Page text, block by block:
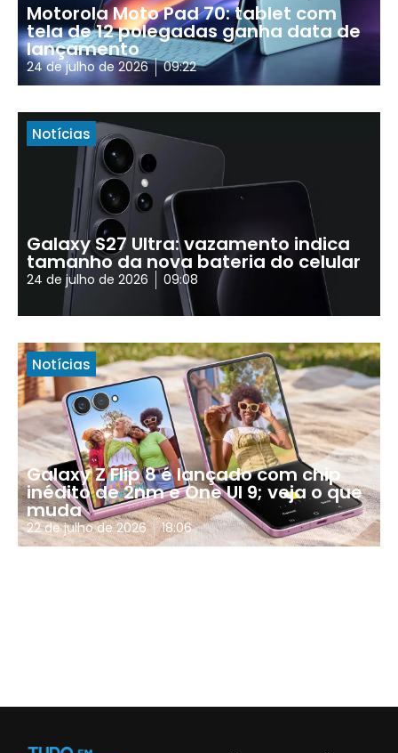
Motorola Moto Pad 70: tablet com
tela de 12 polegadas ganha data de
lançamento
24 de julho de 2026 09:22
Notícias
Galaxy S27 Ultra: vazamento indica
tamanho da nova bateria do celular
24 de julho de 2026 09:08
Notícias
Galaxy Z Flip 8 é lançado com chip
inédito de 2nm e One UI 9; veja o que
muda
22 de julho de 2026 18:06